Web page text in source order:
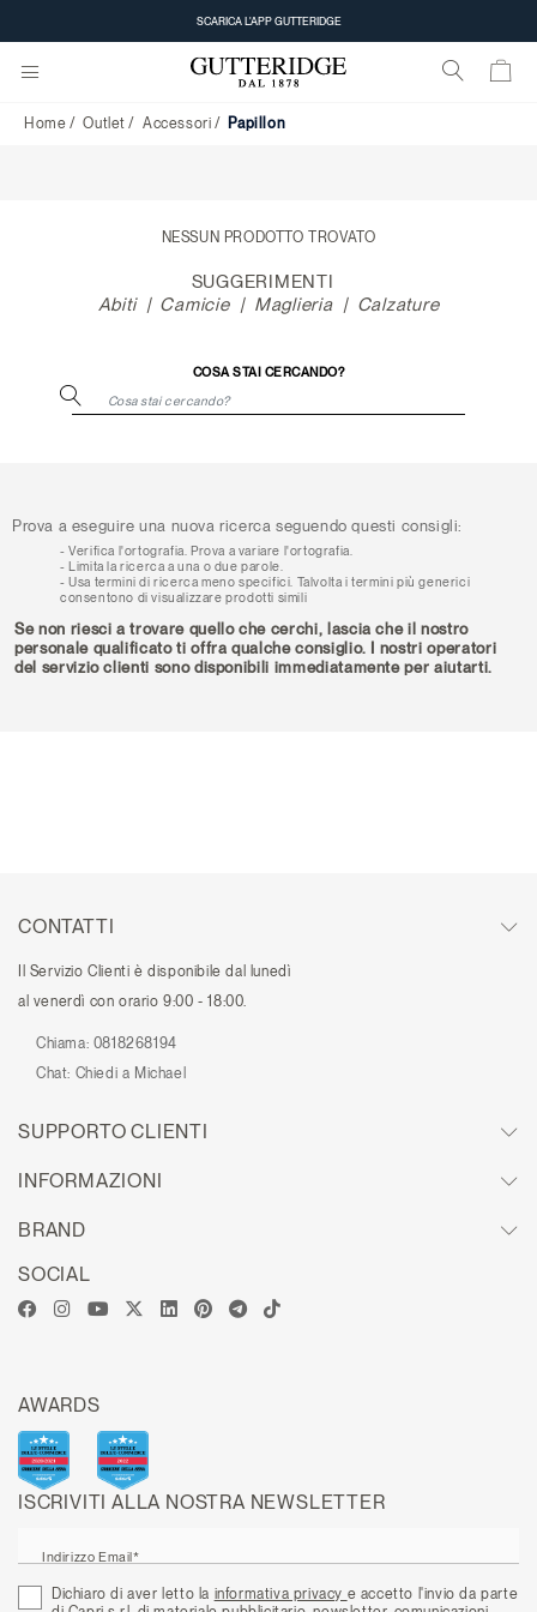
SCARICA L'APP GUTTERIDGE
Home Outlet Accessori Papillon
NESSUN PRODOTTO TROVATO
SUGGERIMENTI
Abiti
Camicie Maglieria Calzature
COSA STAI CERCANDO?
Prova a eseguire una nuova ricerca seguendo questi consigli:
Verifica l'ortografia. Prova a variare l'ortografia.
Limita la ricerca a una o due parole.
Usa termini di ricerca meno specifici. Talvolta i termini più generici
consentono di visualizzare prodotti simili
Se non riesci a trovare quello che cerchi, lascia che il nostro
personale qualificato ti offra qualche consiglio. I nostri operatori
del servizio clienti sono disponibili immediatamente per aiutarti.
CONTATTI
Il Servizio Clienti è disponibile dal lunedì
al venerdì con orario 9:00 - 18:00.
Chiama: 0818268194
Chat: Chiedi a Michael
SUPPORTO CLIENTI
INFORMAZIONI
BRAND
ISCRIVITI ALLA NOSTRA NEWSLETTER
Indirizzo Email*
Dichiaro di aver letto la informativa privacy e accetto l'invio da parte
SOCIAL
AWARDS